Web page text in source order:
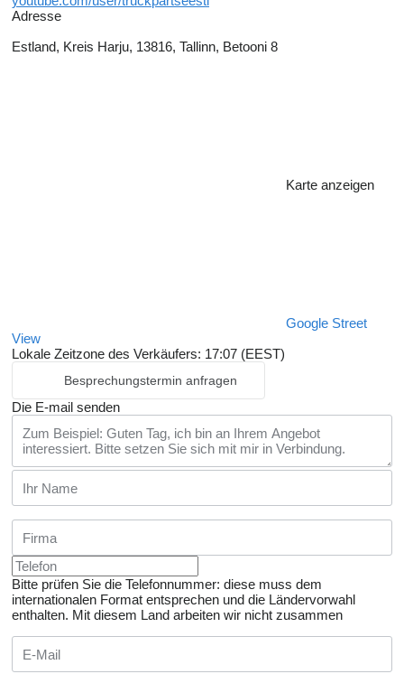
Adresse
Estland, Kreis Harju, 13816, Tallinn, Betooni 8
Karte anzeigen
Google Street
View
Lokale Zeitzone des Verkäufers: 17:07 (EEST)
Besprechungstermin anfragen
Die E-mail senden
Bitte prüfen Sie die Telefonnummer: diese muss dem
internationalen Format entsprechen und die Ländervorwahl
enthalten. Mit diesem Land arbeiten wir nicht zusammen